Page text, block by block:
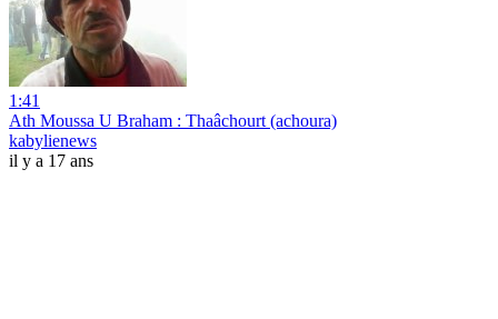
1:41
Ath Moussa U Braham : Thaâchourt (achoura)
kabylienews
il y a 17 ans